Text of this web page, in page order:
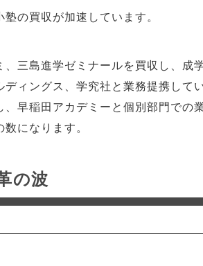
の買収が加速しています。
、三島進学ゼミナールを買収し、成
ディングス、学究社と業務提携して
早稲田アカデミーと個別部門での
になります。
の波